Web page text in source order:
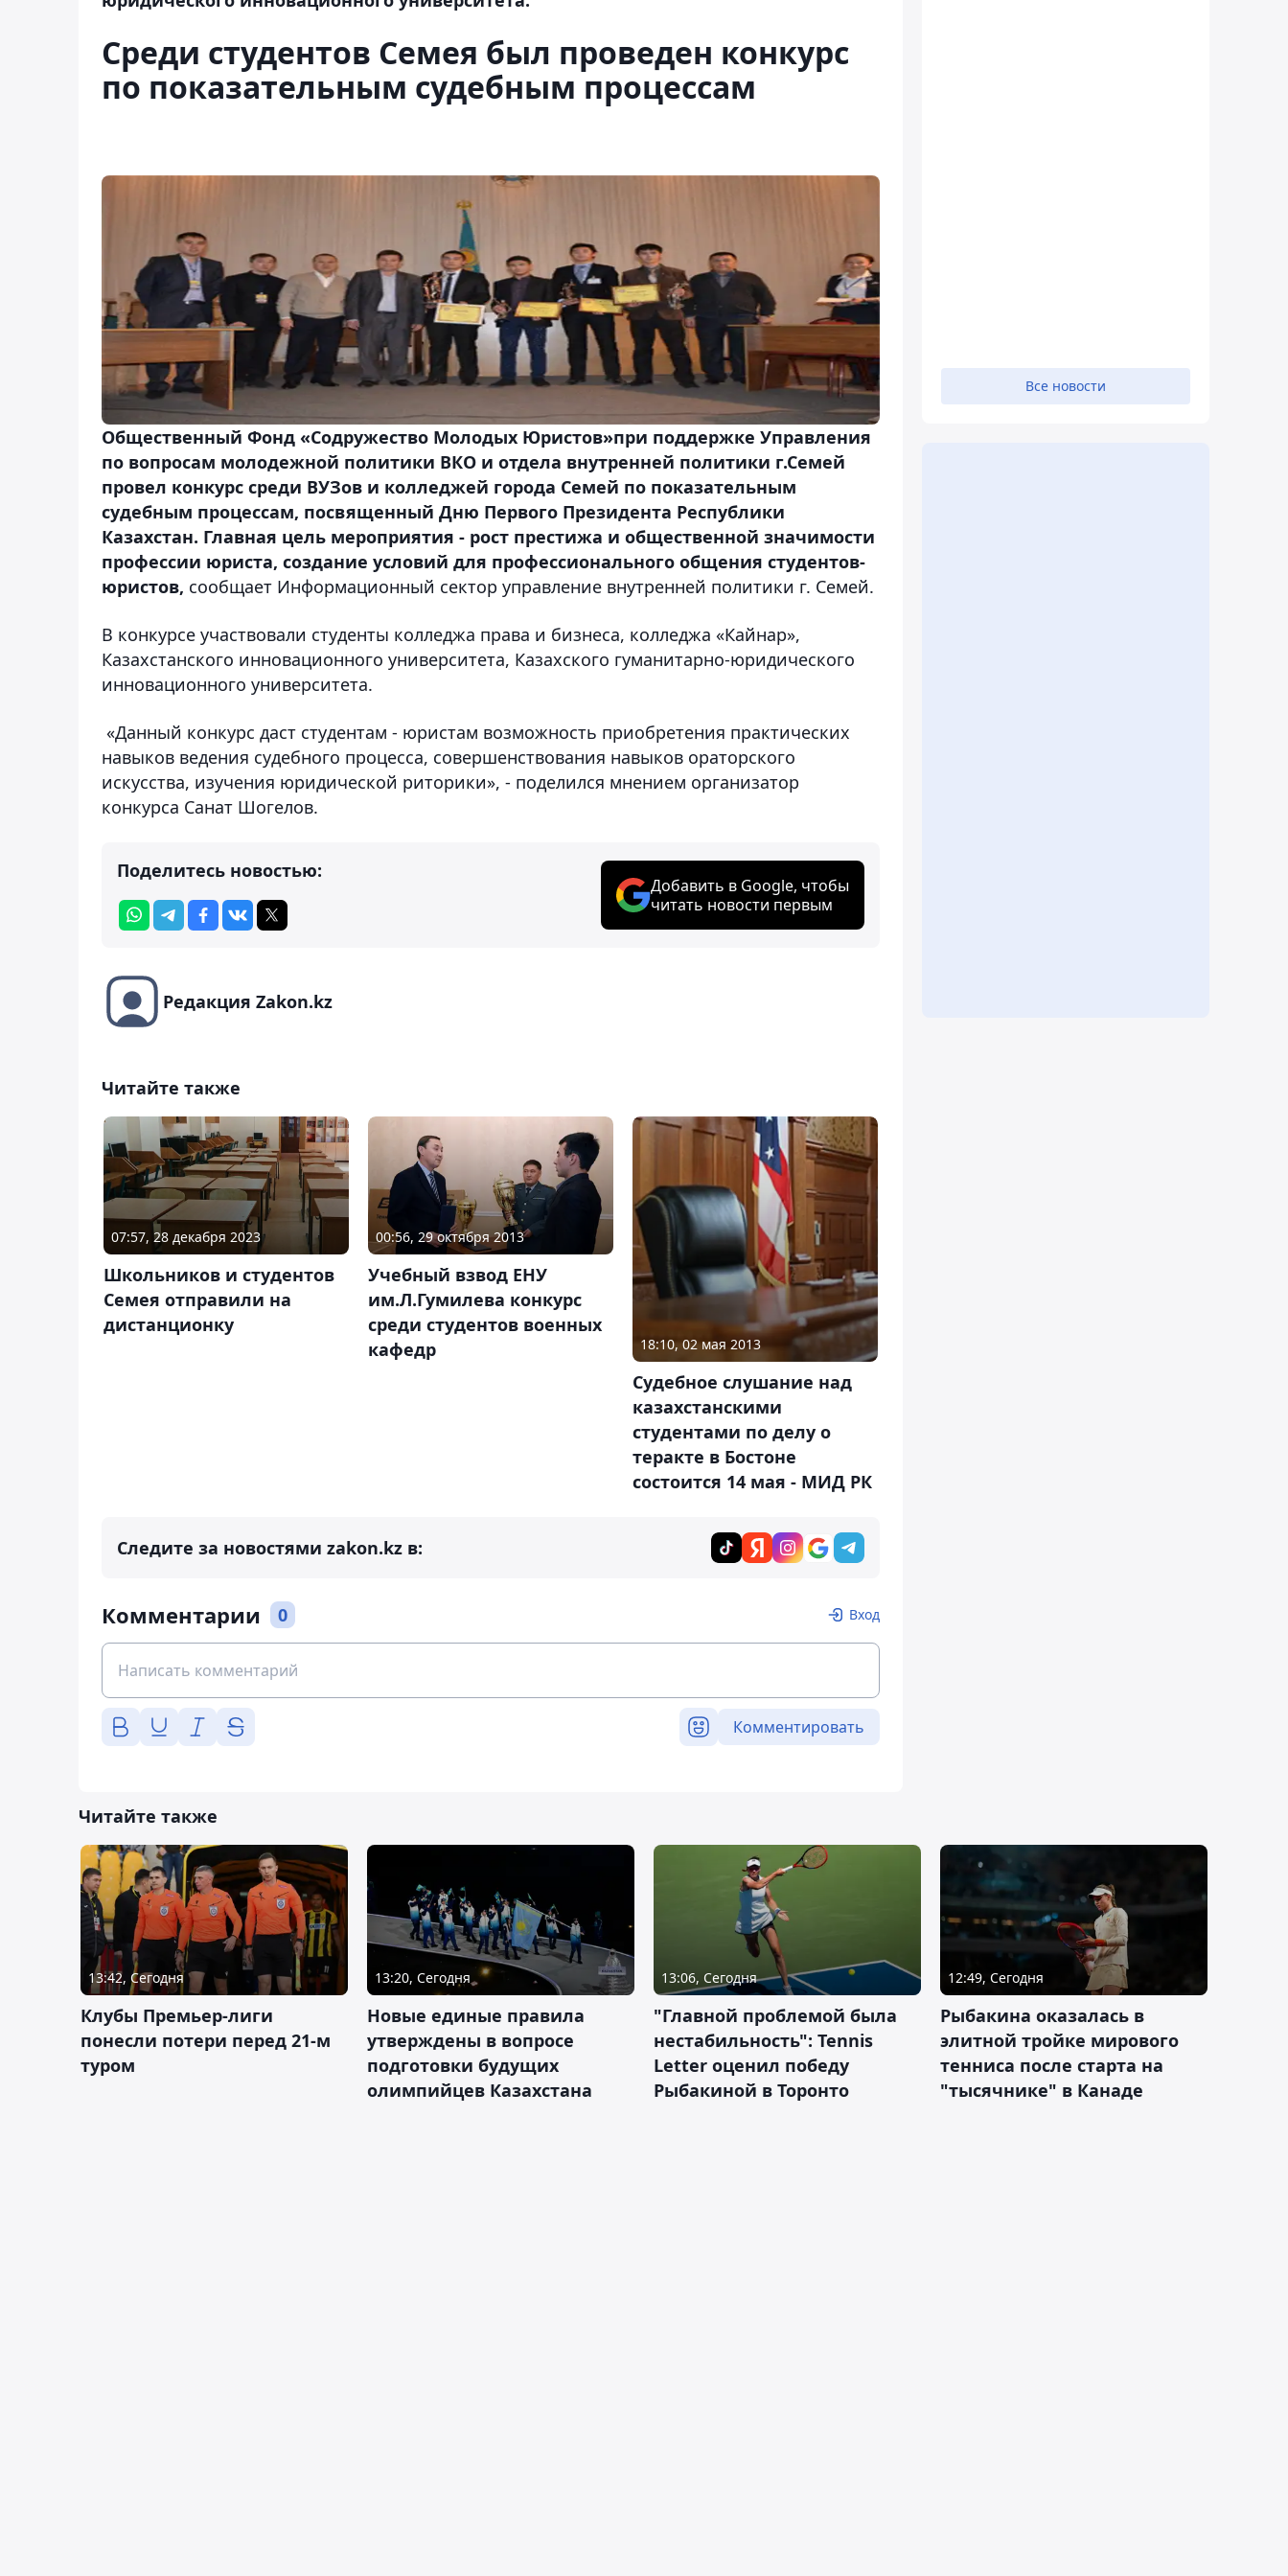
Среди студентов Семея был проведен конкурс
по показательным судебным процессам
Общественный Фонд «Содружество Молодых Юристов»при поддержке Управления
по вопросам молодежной политики ВКО и отдела внутренней политики г.Семей
провел конкурс среди ВУЗов и колледжей города Семей по показательным
судебным процессам, посвященный Дню Первого Президента Республики
Казахстан. Главная цель мероприятия - рост престижа и общественной значимости
профессии юриста, создание условий для профессионального общения студентов-
юристов, сообщает Информационный сектор управление внутренней политики г. Семей.
В конкурсе участвовали студенты колледжа права и бизнеса, колледжа «Кайнар»,
Казахстанского инновационного университета, Казахского гуманитарно-юридического
инновационного университета.
«Данный конкурс даст студентам - юристам возможность приобретения практических
навыков ведения судебного процесса, совершенствования навыков ораторского
искусства, изучения юридической риторики», - поделился мнением организатор
конкурса Санат Шогелов.
Поделитесь новостью:
Добавить в Google, чтобы
читать новости первым
Редакция Zakon.kz
Читайте также
07:57, 28 декабря 2023
Школьников и студентов
Семея отправили на
дистанционку
00:56, 29 октября 2013
Учебный взвод ЕНУ
им.Л.Гумилева конкурс
среди студентов военных
кафедр
18:10, 02 мая 2013
Судебное слушание над
казахстанскими
студентами по делу о
теракте в Бостоне
состоится 14 мая - МИД РК
Следите за новостями zakon.kz в:
Комментарии 0 Вход
Комментировать
Все новости
Читайте также
13:42, Сегодня
Клубы Премьер-лиги
понесли потери перед 21-м
туром
13:20, Сегодня
Новые единые правила
утверждены в вопросе
подготовки будущих
олимпийцев Казахстана
13:06, Сегодня
"Главной проблемой была
нестабильность": Tennis
Letter оценил победу
Рыбакиной в Торонто
12:49, Сегодня
Рыбакина оказалась в
элитной тройке мирового
тенниса после старта на
"тысячнике" в Канаде